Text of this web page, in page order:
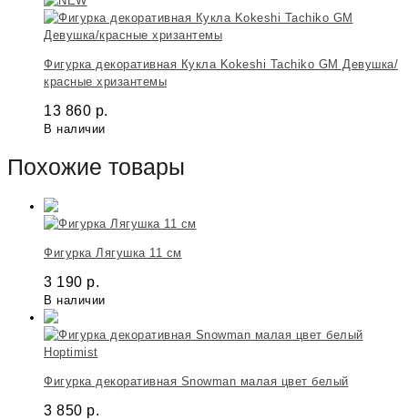
Фигурка декоративная Кукла Kokeshi Tachiko GM Девушка/
красные хризантемы
13 860 р.
В наличии
Похожие товары
Фигурка Лягушка 11 см
3 190 р.
В наличии
Hoptimist
Фигурка декоративная Snowman малая цвет белый
3 850 р.